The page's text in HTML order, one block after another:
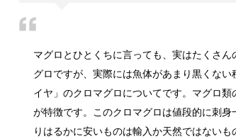
良い匂いでフワフワのタオルを
登山用品ブランドは日本
マグロとひとくちに言っても、実はたくさ
グロですが、実際には魚体があまり黒くな
イヤ」のクロマグロについてです。マグロ
が特徴です。このクロマグロは値段的に刺
りはるかに安いものは輸入か天然ではないも